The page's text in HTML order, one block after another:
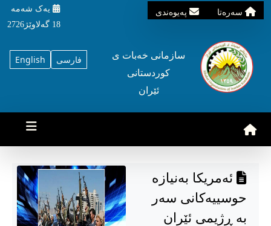
سه‌ره‌تا په‌یوه‌ندی
یه‌ک شه‌مه‌
18 گه‌لاوێژ2726
English فارسی
سازمانی خه‌بات ی
کوردستانی
ئێران
ئەمریکا بەنیازە
حوسییەكانی سەر
بە ڕژیمی ئێران